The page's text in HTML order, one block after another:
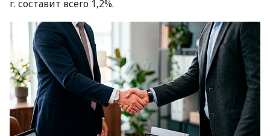
г. составит всего 1,2%.